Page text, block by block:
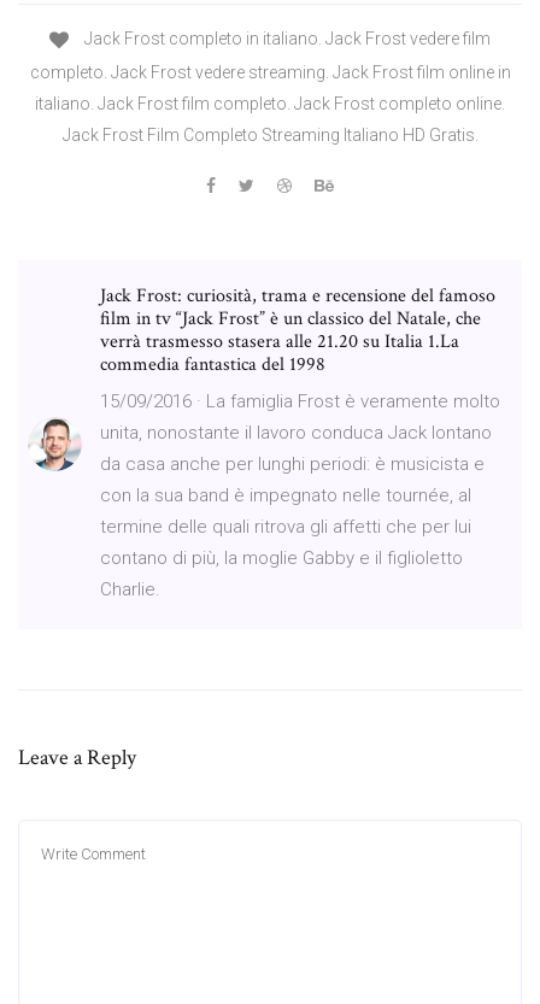
Jack Frost completo in italiano. Jack Frost vedere film
completo. Jack Frost vedere streaming. Jack Frost film online in
italiano. Jack Frost film completo. Jack Frost completo online.
Jack Frost Film Completo Streaming Italiano HD Gratis.
Jack Frost: curiosità, trama e recensione del famoso
film in tv “Jack Frost” è un classico del Natale, che
verrà trasmesso stasera alle 21.20 su Italia 1.La
commedia fantastica del 1998
15/09/2016 · La famiglia Frost è veramente molto
unita, nonostante il lavoro conduca Jack lontano
da casa anche per lunghi periodi: è musicista e
con la sua band è impegnato nelle tournée, al
termine delle quali ritrova gli affetti che per lui
contano di più, la moglie Gabby e il figlioletto
Charlie.
Leave a Reply